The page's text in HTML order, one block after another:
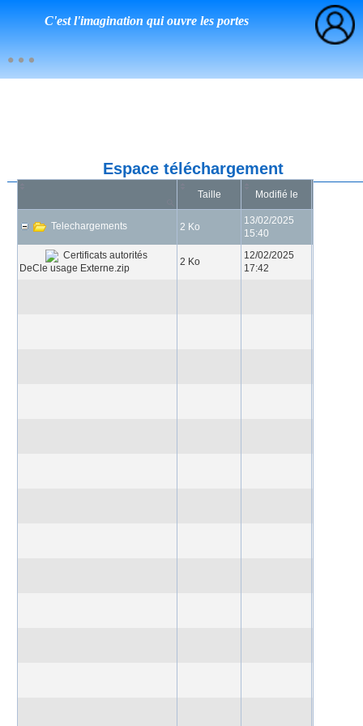
C'est l'imagination qui ouvre les portes
Espace téléchargement
Taille Modifié le
Telechargements 2 Ko
13/02/2025
15:40
Certificats autorités
DeCle usage Externe.zip
2 Ko
12/02/2025
17:42